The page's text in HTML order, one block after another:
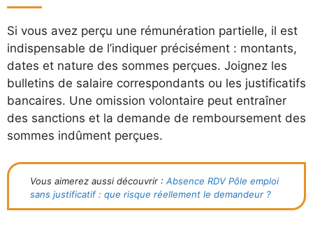
Si vous avez perçu une rémunération partielle, il est
indispensable de l’indiquer précisément : montants,
dates et nature des sommes perçues. Joignez les
bulletins de salaire correspondants ou les justificatifs
bancaires. Une omission volontaire peut entraîner
des sanctions et la demande de remboursement des
sommes indûment perçues.
Vous aimerez aussi découvrir : Absence RDV Pôle emploi
sans justificatif : que risque réellement le demandeur ?